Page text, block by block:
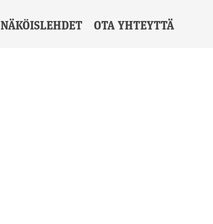
NÄKÖISLEHDET OTA YHTEYTTÄ